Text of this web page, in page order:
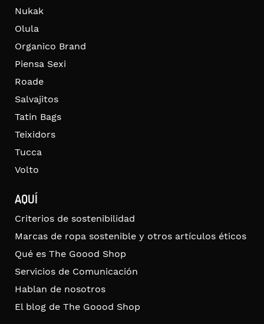
Nukak
Olula
Organico Brand
Piensa Sexi
Roade
Salvajitos
Tatin Bags
Teixidors
Tucca
Volto
AQUÍ
Criterios de sostenibilidad
Marcas de ropa sostenible y otros artículos éticos
Qué es The Goood Shop
Servicios de Comunicación
Hablan de nosotros
El blog de The Goood Shop